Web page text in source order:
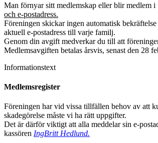
Man förnyar sitt medlemskap eller blir medlem
och e-postadress.
Föreningen skickar ingen automatisk
aktuell e-postadress till varje familj.
Genom din avgift medverkar du till att
Medlemsavgiften betalas årsvis, senast den 28
Informationstext
Medlemsregister
Föreningen har vid vissa tillfällen behov av att
skadegörelse måste vi ha rätt uppgifter.
Det är därför viktigt att alla meddelar sin e-
kassören IngBritt Hedlund.